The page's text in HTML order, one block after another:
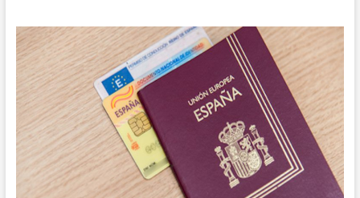
etapas
de
la
edad
medieval